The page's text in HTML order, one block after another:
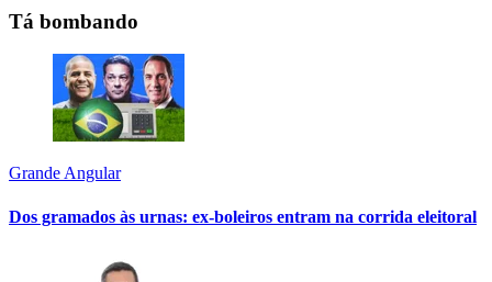
Tá bombando
Grande Angular
Dos gramados às urnas: ex-boleiros entram na corrida eleitoral